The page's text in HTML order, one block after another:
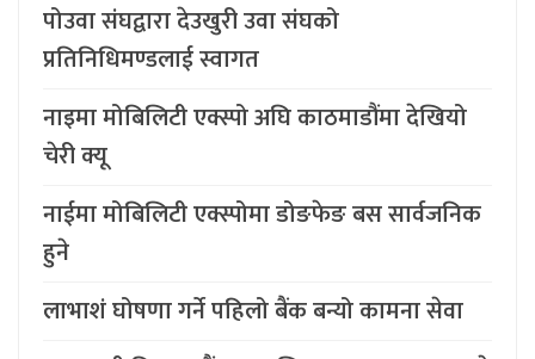
पोउवा संघद्वारा देउखुरी उवा संघको
प्रतिनिधिमण्डलाई स्वागत
नाइमा मोबिलिटी एक्स्पो अघि काठमाडौंमा देखियो
चेरी क्यू
नाईमा मोबिलिटी एक्स्पोमा डोङफेङ बस सार्वजनिक
हुने
लाभाशं घोषणा गर्ने पहिलो बैंक बन्यो कामना सेवा